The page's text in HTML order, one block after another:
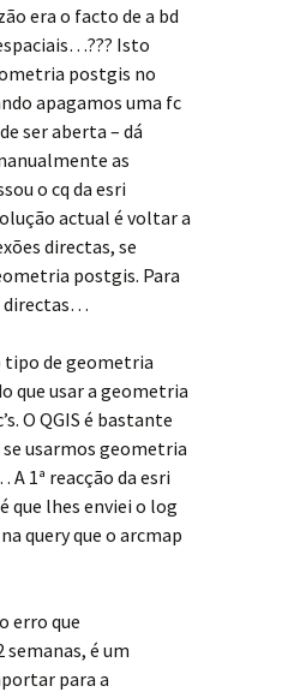
era o facto de a bd
Isto
postgis no
apagamos uma fc
ser aberta – dá
as
o cq da esri
actual é voltar a
directas, se
postgis. Para
directas…
tipo de geometria
que usar a geometria
O QGIS é bastante
usarmos geometria
1ª reacção da esri
lhes enviei o log
query que o arcmap
erro que
é um
para a